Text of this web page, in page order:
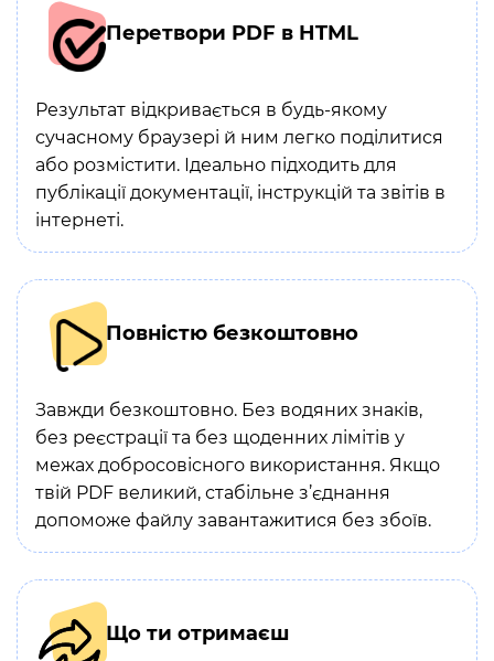
Перетвори PDF в HTML
Результат відкривається в будь-якому
сучасному браузері й ним легко поділитися
або розмістити. Ідеально підходить для
публікації документації, інструкцій та звітів в
інтернеті.
Повністю безкоштовно
Завжди безкоштовно. Без водяних знаків,
без реєстрації та без щоденних лімітів у
межах добросовісного використання. Якщо
твій PDF великий, стабільне з’єднання
допоможе файлу завантажитися без збоїв.
Що ти отримаєш